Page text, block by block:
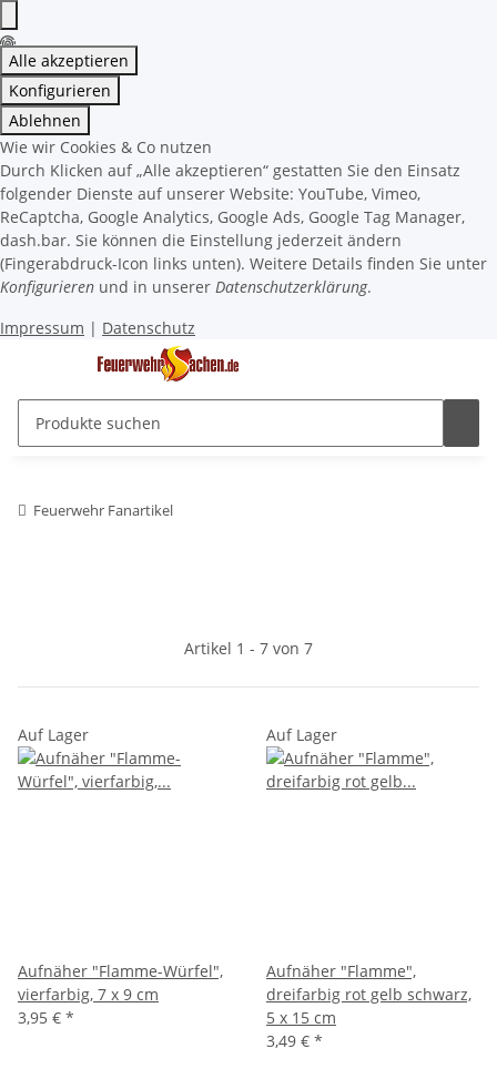
Alle akzeptieren
Konfigurieren
Ablehnen
Wie wir Cookies & Co nutzen
Durch Klicken auf „Alle akzeptieren“ gestatten Sie den Einsatz
folgender Dienste auf unserer Website: YouTube, Vimeo,
ReCaptcha, Google Analytics, Google Ads, Google Tag Manager,
dash.bar. Sie können die Einstellung jederzeit ändern
(Fingerabdruck-Icon links unten). Weitere Details finden Sie unter
Konfigurieren und in unserer Datenschutzerklärung.
Impressum | Datenschutz
Feuerwehr Fanartikel
Artikel 1 - 7 von 7
Auf Lager
Aufnäher "Flamme-Würfel",
vierfarbig, 7 x 9 cm
3,95 € *
Auf Lager
Aufnäher "Flamme",
dreifarbig rot gelb schwarz,
5 x 15 cm
3,49 € *